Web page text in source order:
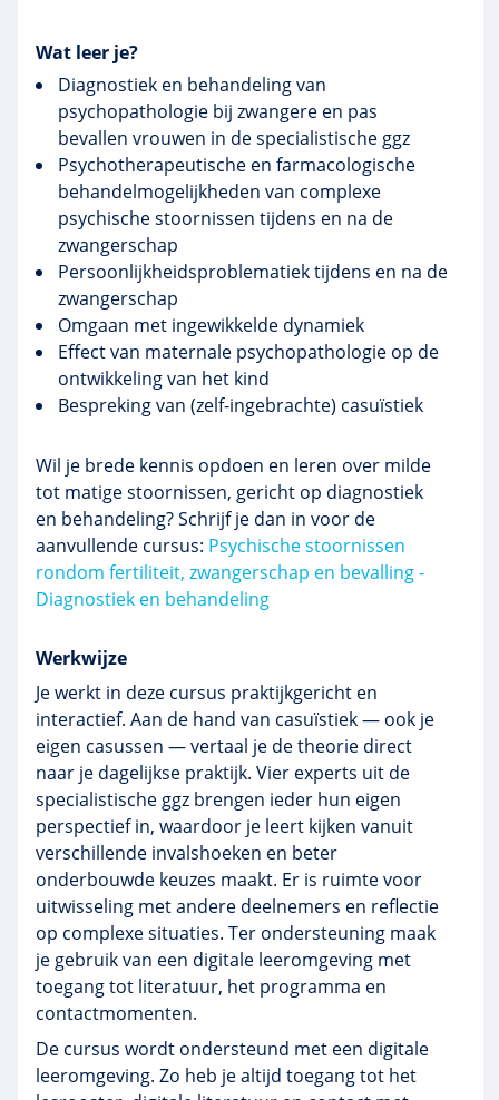
Wat leer je?
Diagnostiek en behandeling van
psychopathologie bij zwangere en pas
bevallen vrouwen in de specialistische ggz
Psychotherapeutische en farmacologische
behandelmogelijkheden van complexe
psychische stoornissen tijdens en na de
zwangerschap
Persoonlijkheidsproblematiek tijdens en na de
zwangerschap
Omgaan met ingewikkelde dynamiek
Effect van maternale psychopathologie op de
ontwikkeling van het kind
Bespreking van (zelf-ingebrachte) casuïstiek
Wil je brede kennis opdoen en leren over milde
tot matige stoornissen, gericht op diagnostiek
en behandeling?Schrijf je dan in voor de
aanvullende cursus: Psychische stoornissen
rondom fertiliteit, zwangerschap en bevalling -
Diagnostiek en behandeling
Werkwijze
Je werkt in deze cursus praktijkgericht en
interactief. Aan de hand van casuïstiek — ook je
eigen casussen — vertaal je de theorie direct
naar je dagelijkse praktijk. Vier experts uit de
specialistische ggz brengen ieder hun eigen
perspectief in, waardoor je leert kijken vanuit
verschillende invalshoeken en beter
onderbouwde keuzes maakt. Er is ruimte voor
uitwisseling met andere deelnemers en reflectie
op complexe situaties. Ter ondersteuning maak
je gebruik van een digitale leeromgeving met
toegang tot literatuur, het programma en
contactmomenten.
De cursus wordt ondersteund met een digitale
leeromgeving. Zo heb je altijd toegang tot het